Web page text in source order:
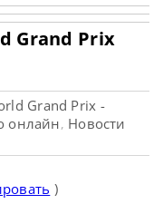
Grand Prix
Grand Prix -
онлайн, Новости
)